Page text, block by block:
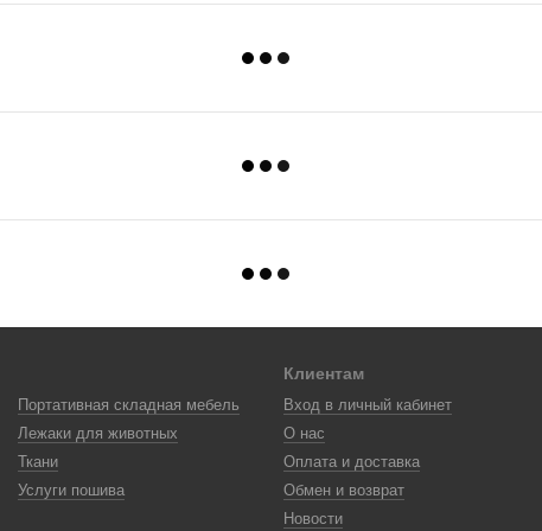
Портативная складная мебель
Лежаки для животных
Ткани
Услуги пошива
Клиентам
Вход в личный кабинет
О нас
Оплата и доставка
Обмен и возврат
Новости